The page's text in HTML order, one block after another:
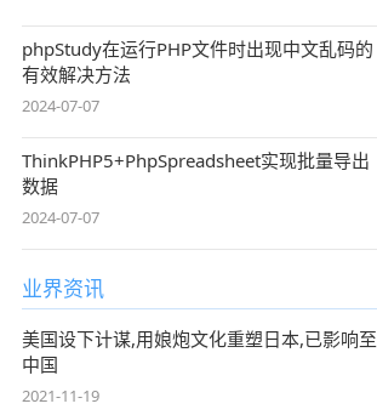
phpStudy在运行PHP文件时出现中文乱码的
有效解决方法
2024-07-07
ThinkPHP5+PhpSpreadsheet实现批量导出
数据
2024-07-07
业界资讯
美国设下计谋,用娘炮文化重塑日本,已影响至
中国
2021-11-19